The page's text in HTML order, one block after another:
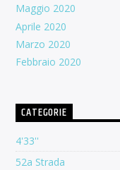
Maggio 2020
Aprile 2020
Marzo 2020
Febbraio 2020
CATEGORIE
4'33''
52a Strada